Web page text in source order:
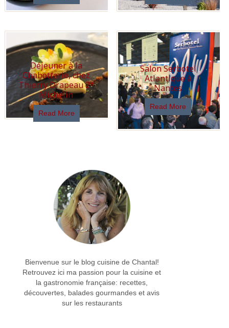
Déjeuner à la
Chabotterie, chez
Thierry Drapeau 2*
Michelin
Read More
Salon Serbotel
Atlantique à
Nantes
Read More
Bienvenue sur le blog cuisine de Chantal!
Retrouvez ici ma passion pour la cuisine et
la gastronomie française: recettes,
découvertes, balades gourmandes et avis
sur les restaurants